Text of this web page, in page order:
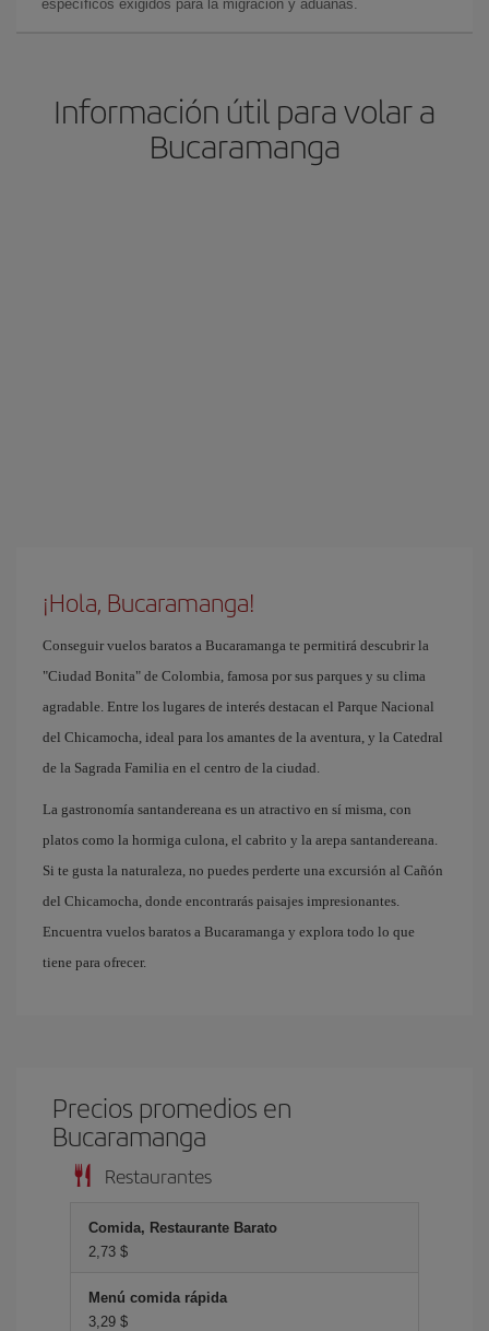
específicos exigidos para la migración y aduanas.
Información útil para volar a
Bucaramanga
¡Hola, Bucaramanga!
Conseguir vuelos baratos a Bucaramanga te permitirá descubrir la
"Ciudad Bonita" de Colombia, famosa por sus parques y su clima
agradable. Entre los lugares de interés destacan el Parque Nacional
del Chicamocha, ideal para los amantes de la aventura, y la Catedral
de la Sagrada Familia en el centro de la ciudad.
La gastronomía santandereana es un atractivo en sí misma, con
platos como la hormiga culona, el cabrito y la arepa santandereana.
Si te gusta la naturaleza, no puedes perderte una excursión al Cañón
del Chicamocha, donde encontrarás paisajes impresionantes.
Encuentra vuelos baratos a Bucaramanga y explora todo lo que
tiene para ofrecer.
Precios promedios en
Bucaramanga
Restaurantes
Comida, Restaurante Barato
2,73 $
Menú comida rápida
3,29 $